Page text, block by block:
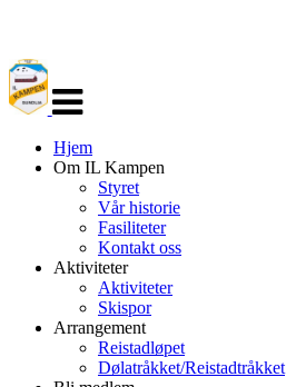
navigasjon
Hjem
Om IL Kampen
Styret
Vår historie
Fasiliteter
Kontakt oss
Aktiviteter
Aktiviteter
Skispor
Arrangement
Reistadløpet
Dølatråkket/Reistadtråkket